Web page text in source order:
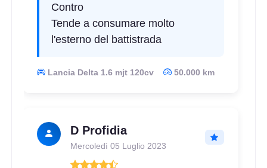
Contro
Tende a consumare molto
l'esterno del battistrada
Lancia Delta 1.6 mjt 120cv 50.000 km
D Profidia
Mercoledì 05 Luglio 2023